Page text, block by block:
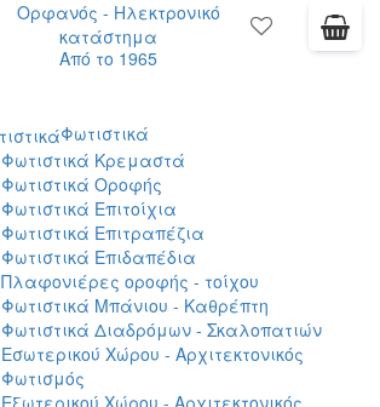
Από το 1965
Φωτιστικά
Φωτιστικά Κρεμαστά
Φωτιστικά Οροφής
Φωτιστικά Επιτοίχια
Φωτιστικά Επιτραπέζια
Φωτιστικά Επιδαπέδια
Πλαφονιέρες οροφής - τοίχου
Φωτιστικά Μπάνιου - Καθρέπτη
Φωτιστικά Διαδρόμων - Σκαλοπατιών
Εσωτερικού Χώρου - Αρχιτεκτονικός
Φωτισμός